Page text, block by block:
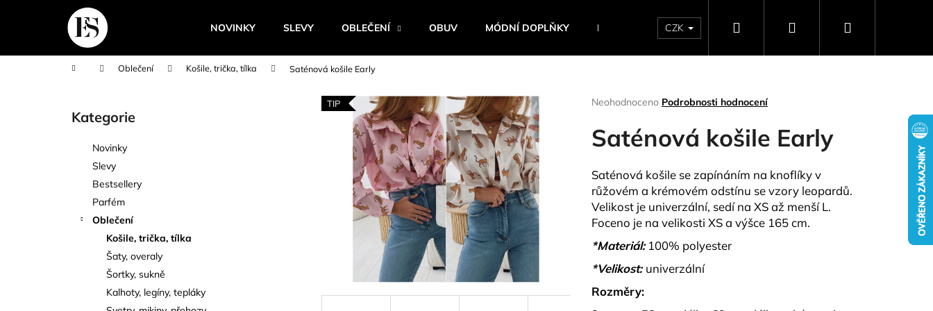
NOVINKY SLEVY OBLEČENÍ OBUV MÓDNÍ DOPLŇKY BESTSELLERY NAPIŠTE NÁM DÁRKOVÉ POUKAZY
CZK Hledat PřihlášeníNákupní
Domů Oblečení Košile, trička, tílka Saténová košile Early
Přeskočit
kategorie
Kategorie
Novinky
Slevy
Bestsellery
Parfém
Oblečení
Košile, trička, tílka
Šaty, overaly
Šortky, sukně
Kalhoty, legíny, tepláky
Průměrné
produktu
je
5
hvězdiček.
Neohodnoceno Podrobnosti hodnocení
Saténová košile Early
Saténová košile se zapínáním na knoflíky v
růžovém a krémovém odstínu se vzory leopardů.
Velikost je univerzální, sedí na XS až menší L.
Foceno je na velikosti XS a výšce 165 cm.
*Materiál: 100% polyester
*Velikost: univerzální
Rozměry:
TIP
í
Zpět
do
Zpět
do
Co potřebujete najít?
HLEDAT
Doporučujeme